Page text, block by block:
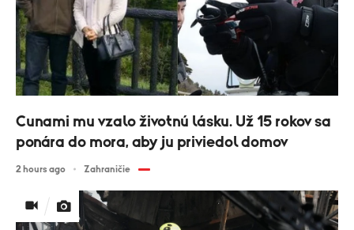
Cunami mu vzalo životnú lásku. Už 15 rokov sa
ponára do mora, aby ju priviedol domov
2 hours ago Zahraničie